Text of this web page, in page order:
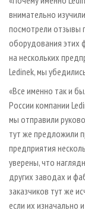
внимательно
посмотрели отзывы
оборудования этих
на нескольких
Ledinek, мы
«Все именно так и
России компании
мы отправили
тут же предложили
предприятия
уверены, что
других заводах и
заказчиков тут же
если их изначально